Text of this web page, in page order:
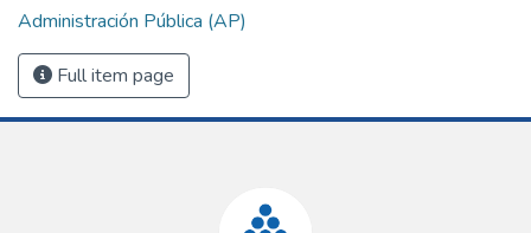
Administración Pública (AP)
Full item page